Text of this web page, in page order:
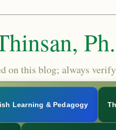
on this blog; always
Learning & Pedagogy